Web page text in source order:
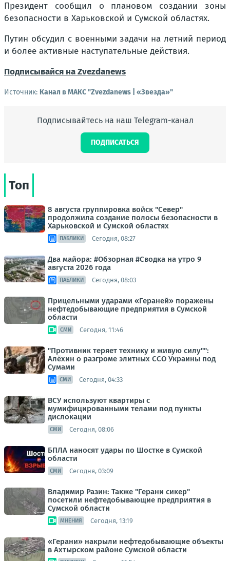
Президент сообщил о плановом создании зоны
безопасности в Харьковской и Сумской областях.
Путин обсудил с военными задачи на летний период
и более активные наступательные действия.
Подписывайся на Zvezdanews
Источник: Канал в МАКС "Zvezdanews | «Звезда»"
Подписывайтесь на наш Telegram-канал
ПОДПИСАТЬСЯ
Топ
8 августа группировка войск "Север"
продолжила создание полосы безопасности в
Харьковской и Сумской областях
ПАБЛИКИ Сегодня, 08:27
Два майора: #Обзорная #Сводка на утро 9
августа 2026 года
ПАБЛИКИ Сегодня, 08:03
Прицельными ударами «Гераней» поражены
нефтедобывающие предприятия в Сумской
области
СМИ Сегодня, 11:46
"Противник теряет технику и живую силу"":
Алёхин о разгроме элитных ССО Украины под
Сумами
СМИ Сегодня, 04:33
ВСУ используют квартиры с
мумифицированными телами под пункты
дислокации
СМИ Сегодня, 08:06
БПЛА наносят удары по Шостке в Сумской
области
СМИ Сегодня, 03:09
Владимир Разин: Также "Герани сикер"
посетили нефтедобывающие предприятия в
Сумской области
МНЕНИЯ Сегодня, 13:19
«Герани» накрыли нефтедобывающие объекты
в Ахтырском районе Сумской области